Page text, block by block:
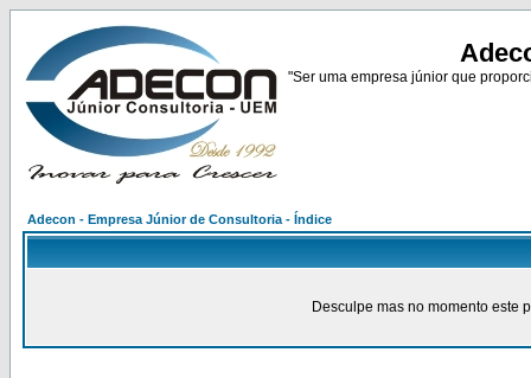
"Ser uma empresa júnior que
Adecon - Empresa Júnior de Consultoria - Índice
Desculpe mas no momento este